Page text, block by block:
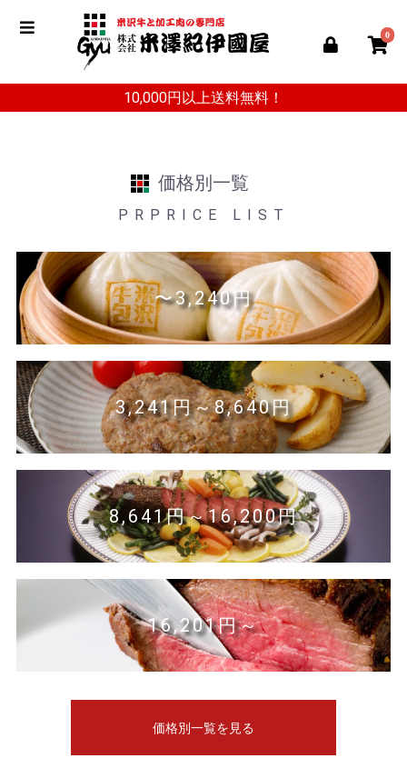
0
10,000円以上送料無料！
価格別一覧
PRPRICE LIST
〜3,240円
3,241円～8,640円
8,641円～16,200円
16,201円～
価格別一覧を見る